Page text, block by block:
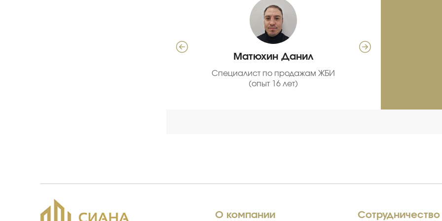
Матюхин Данил
Специалист по продажам ЖБИ
(опыт 16 лет)
О компании Сотрудничество